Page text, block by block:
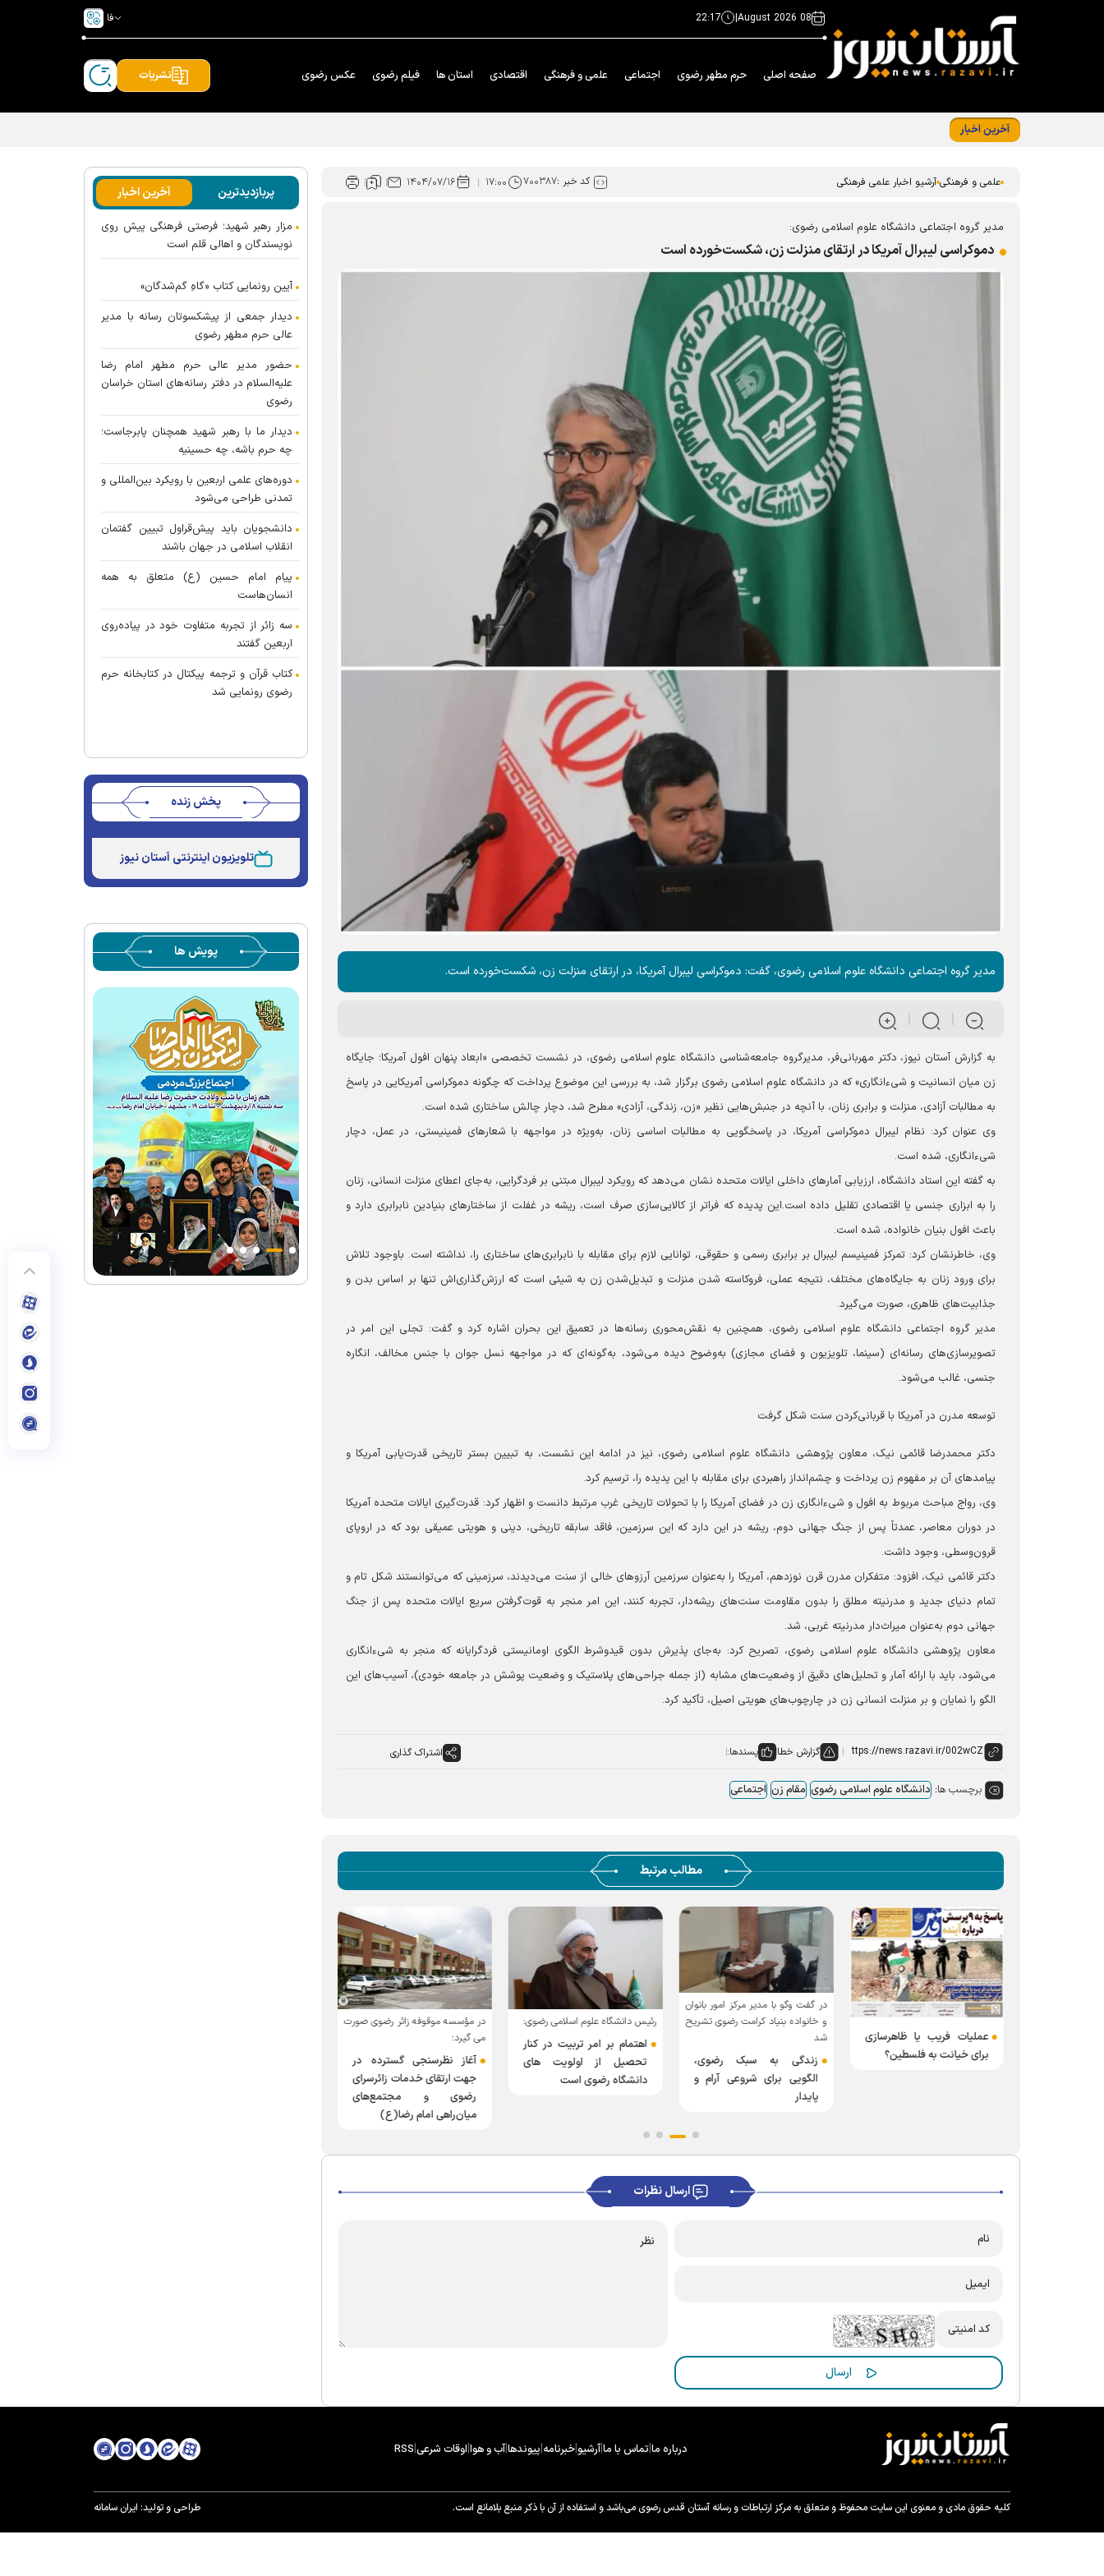
08 August 2026
|
22:17 فا
صفحه اصلی حرم مطهر رضوی اجتماعی علمی و فرهنگی اقتصادی استان ها فیلم رضوی عکس رضوی نشریات
آخرین اخبار
علمی و فرهنگی آرشیو اخبار علمی فرهنگی کد خبر :۷۰۰۳۸۷ ۱۷:۰۰ ۱۴۰۴/۰۷/۱۶
مدیر گروه اجتماعی دانشگاه علوم اسلامی رضوی:
دموکراسی لیبرال آمریکا در ارتقای منزلت زن، شکست‌خورده است
مدیر گروه اجتماعی دانشگاه علوم اسلامی رضوی، گفت: دموکراسی لیبرال آمریکا، در ارتقای منزلت زن، شکست‌خورده است.
به گزارش آستان نیوز، دکتر مهربانی‌فر، مدیرگروه جامعه‌شناسی دانشگاه علوم اسلامی رضوی، در نشست تخصصی «ابعاد پنهان افول آمریکا؛ جایگاه
زن میان انسانیت و شیءانگاری» که در دانشگاه علوم اسلامی رضوی برگزار شد، به بررسی این موضوع پرداخت که چگونه دموکراسی آمریکایی در پاسخ
به مطالبات آزادی، منزلت و برابری زنان، با آنچه در جنبش‌هایی نظیر «زن، زندگی، آزادی» مطرح شد، دچار چالش ساختاری شده است.
وی عنوان کرد: نظام لیبرال دموکراسی آمریکا، در پاسخگویی به مطالبات اساسی زنان، به‌ویژه در مواجهه با شعارهای فمینیستی، در عمل، دچار
شیءانگاری، شده است.
به گفته این استاد دانشگاه، ارزیابی آمارهای داخلی ایالات متحده نشان می‌دهد که رویکرد لیبرال مبتنی بر فردگرایی، به‌جای اعطای منزلت انسانی، زنان
را به ابزاری جنسی یا اقتصادی تقلیل داده است.این پدیده که فراتر از کالایی‌سازی صرف است، ریشه در غفلت از ساختارهای بنیادین نابرابری دارد و
باعث افول بنیان خانواده، شده است.
وی، خاطرنشان کرد: تمرکز فمینیسم لیبرال بر برابری رسمی و حقوقی، توانایی لازم برای مقابله با نابرابری‌های ساختاری را، نداشته است. باوجود تلاش
برای ورود زنان به جایگاه‌های مختلف، نتیجه عملی، فروکاسته شدن منزلت و تبدیل‌شدن زن به شیئی است که ارزش‌گذاری‌اش تنها بر اساس بدن و
جذابیت‌های ظاهری، صورت می‌گیرد.
مدیر گروه اجتماعی دانشگاه علوم اسلامی رضوی، همچنین به نقش‌محوری رسانه‌ها در تعمیق این بحران اشاره کرد و گفت: تجلی این امر در
تصویرسازی‌های رسانه‌ای (سینما، تلویزیون و فضای مجازی) به‌وضوح دیده می‌شود، به‌گونه‌ای که در مواجهه نسل جوان با جنس مخالف، انگاره
جنسی، غالب می‌شود.
توسعه مدرن در آمریکا با قربانی‌کردن سنت شکل گرفت
دکتر محمدرضا قائمی نیک، معاون پژوهشی دانشگاه علوم اسلامی رضوی، نیز در ادامه این نشست، به تبیین بستر تاریخی قدرت‌یابی آمریکا و
پیامدهای آن بر مفهوم زن پرداخت و چشم‌انداز راهبردی برای مقابله با این پدیده را، ترسیم کرد.
وی، رواج مباحث مربوط به افول و شیءانگاری زن در فضای آمریکا را با تحولات تاریخی غرب مرتبط دانست و اظهار کرد: قدرت‌گیری ایالات متحده آمریکا
در دوران معاصر، عمدتاً پس از جنگ جهانی دوم، ریشه در این دارد که این سرزمین، فاقد سابقه تاریخی، دینی و هویتی عمیقی بود که در اروپای
قرون‌وسطی، وجود داشت.
دکتر قائمی نیک، افزود: متفکران مدرن قرن نوزدهم، آمریکا را به‌عنوان سرزمین آرزوهای خالی از سنت می‌دیدند، سرزمینی که می‌توانستند شکل تام و
تمام دنیای جدید و مدرنیته مطلق را بدون مقاومت سنت‌های ریشه‌دار، تجربه کنند، این امر منجر به قوت‌گرفتن سریع ایالات متحده پس از جنگ
جهانی دوم به‌عنوان میراث‌دار مدرنیته غربی، شد.
معاون پژوهشی دانشگاه علوم اسلامی رضوی، تصریح کرد: به‌جای پذیرش بدون قیدوشرط الگوی اومانیستی فردگرایانه که منجر به شیءانگاری
می‌شود، باید با ارائه آمار و تحلیل‌های دقیق از وضعیت‌های مشابه (از جمله جراحی‌های پلاستیک و وضعیت پوشش در جامعه خودی)، آسیب‌های این
الگو را نمایان و بر منزلت انسانی زن در چارچوب‌های هویتی اصیل، تأکید کرد.
گزارش خطا پسندها: اشتراک گذاری
برچسب ها: دانشگاه علوم اسلامی رضوی مقام زن اجتماعی
مطالب مرتبط
عملیات فریب یا ظاهرسازی
برای خیانت به فلسطین؟
در گفت وگو با مدیر مرکز امور بانوان
و خانواده بنیاد کرامت رضوی تشریح
شد
زندگی به سبک رضوی،
الگویی برای شروعی آرام و
پایدار
رئیس دانشگاه علوم اسلامی رضوی:
اهتمام بر امر تربیت در کنار
تحصیل از اولویت های
دانشگاه رضوی است
در مؤسسه موقوفه زائر رضوی صورت
می گیرد:
آغاز نظرسنجی گسترده در
جهت ارتقای خدمات زائرسرای
رضوی و مجتمع‌های
میان‌راهی امام رضا(ع)
ارسال نظرات
پربازدیدترین آخرین اخبار
مزار رهبر شهید؛ فرصتی فرهنگی پیش روی
نویسندگان و اهالی قلم است
آیین رونمایی کتاب «گاهِ گم‌شدگان»
دیدار جمعی از پیشکسوتان رسانه با مدیر
عالی حرم مطهر رضوی
حضور مدیر عالی حرم مطهر امام رضا
علیه‌السلام در دفتر رسانه‌های استان خراسان
رضوی
دیدار ما با رهبر شهید همچنان پابرجاست؛
چه حرم باشه، چه حسینیه
دوره‌های علمی اربعین با رویکرد بین‌المللی و
تمدنی طراحی می‌شود
دانشجویان باید پیش‌قراول تبیین گفتمان
انقلاب اسلامی در جهان باشند
پیام امام حسین (ع) متعلق به همه
انسان‌هاست
سه زائر از تجربه متفاوت خود در پیاده‌روی
اربعین گفتند
کتاب قرآن و ترجمه پیکتال در کتابخانه حرم
رضوی رونمایی شد
پخش زنده
تلویزیون اینترنتی آستان نیوز
پویش ها
درباره ما|تماس با ما|آرشیو|خبرنامه|پیوندها|آب و هوا|اوقات شرعی|
RSS
کلیه حقوق مادی و معنوی این سایت محفوظ و متعلق به مرکز ارتباطات و رسانه آستان قدس رضوی می‌باشد و استفاده از آن با ذکر منبع بلامانع است. طراحی و تولید: ایران سامانه